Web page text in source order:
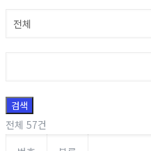
검색
전체 57건